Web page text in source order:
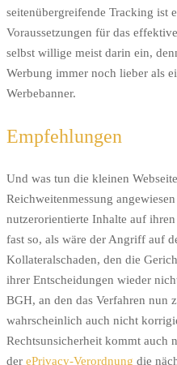
seitenübergreifende Tracking ist
Voraussetzungen für das
selbst willige meist darin ein,
Werbung immer noch lieber als
Werbebanner.
Empfehlungen
Und was tun die kleinen
Reichweitenmessung
nutzerorientierte Inhalte auf
fast so, als wäre der Angriff auf
Kollateralschaden, den die
ihrer Entscheidungen wieder
BGH, an den das Verfahren nun
wahrscheinlich auch nicht
Rechtsunsicherheit kommt auch
der ePrivacy-Verordnung die